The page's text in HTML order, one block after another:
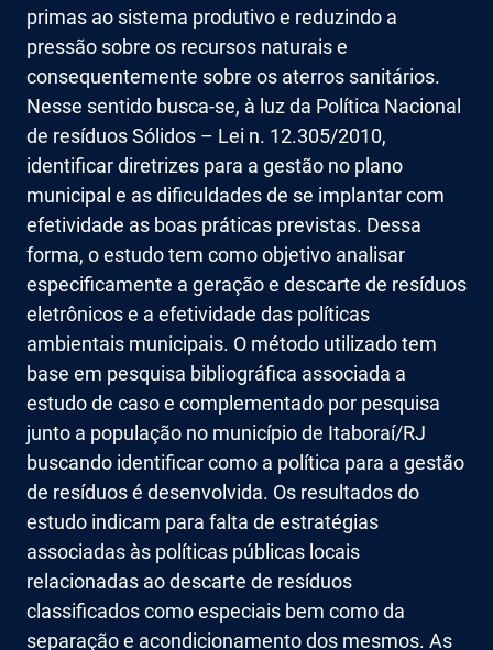
primas ao sistema produtivo e reduzindo a
pressão sobre os recursos naturais e
consequentemente sobre os aterros sanitários.
Nesse sentido busca-se, à luz da Política Nacional
de resíduos Sólidos – Lei n. 12.305/2010,
identificar diretrizes para a gestão no plano
municipal e as dificuldades de se implantar com
efetividade as boas práticas previstas. Dessa
forma, o estudo tem como objetivo analisar
especificamente a geração e descarte de resíduos
eletrônicos e a efetividade das políticas
ambientais municipais. O método utilizado tem
base em pesquisa bibliográfica associada a
estudo de caso e complementado por pesquisa
junto a população no município de Itaboraí/RJ
buscando identificar como a política para a gestão
de resíduos é desenvolvida. Os resultados do
estudo indicam para falta de estratégias
associadas às políticas públicas locais
relacionadas ao descarte de resíduos
classificados como especiais bem como da
separação e acondicionamento dos mesmos. As